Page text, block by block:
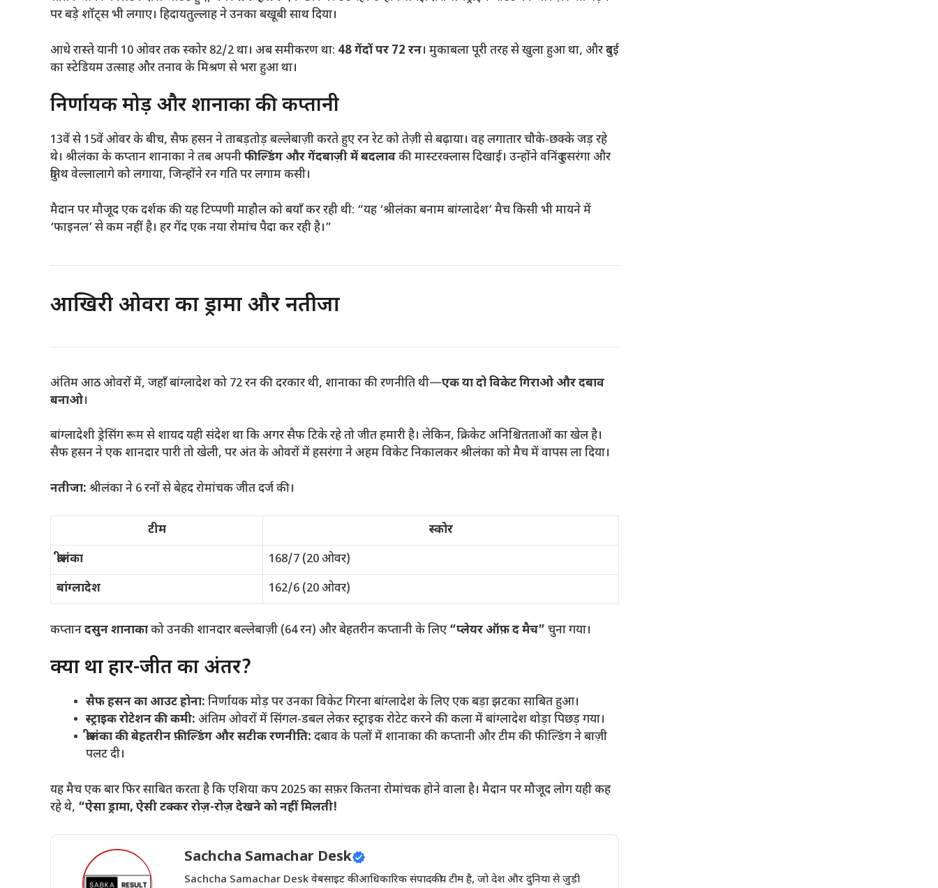
पर बड़े शॉट्स भी लगाए। हिदायतुल्लाह ने उनका बखूबी साथ दिया।
आधे रास्ते यानी 10 ओवर तक स्कोर 82/2 था। अब समीकरण था: 48 गेंदों पर 72 रन। मुकाबला पूरी तरह से खुला हुआ था, और दुबई
का स्टेडियम उत्साह और तनाव के मिश्रण से भरा हुआ था।
निर्णायक मोड़ और शानाका की कप्तानी
13वें से 15वें ओवर के बीच, सैफ हसन ने ताबड़तोड़ बल्लेबाज़ी करते हुए रन रेट को तेज़ी से बढ़ाया। वह लगातार चौके-छक्के जड़ रहे
थे। श्रीलंका के कप्तान शानाका ने तब अपनीफील्डिंग और गेंदबाज़ी में बदलावकी मास्टरक्लास दिखाई। उन्होंने वनिंदु हसरंगा और
दुनिथ वेल्लालागे को लगाया, जिन्होंने रन गति पर लगाम कसी।
मैदान पर मौजूद एक दर्शक की यह टिप्पणी माहौल को बयाँ कर रही थी: “यह ‘श्रीलंका बनाम बांग्लादेश’ मैच किसी भी मायने में
‘फाइनल’ से कम नहीं है। हर गेंद एक नया रोमांच पैदा कर रही है।”
आखिरी ओवरों का ड्रामा और नतीजा
अंतिम आठ ओवरों में, जहाँ बांग्लादेश को 72 रन की दरकार थी, शानाका की रणनीति थी—एक या दो विकेट गिराओ और दबाव
बनाओ।
बांग्लादेशी ड्रेसिंग रूम से शायद यही संदेश था कि अगर सैफ टिके रहे तो जीत हमारी है। लेकिन, क्रिकेट अनिश्चितताओं का खेल है।
सैफ हसन ने एक शानदार पारी तो खेली, पर अंत के ओवरों में हसरंगा ने अहम विकेट निकालकर श्रीलंका को मैच में वापस ला दिया।
नतीजा: श्रीलंका ने 6 रनों से बेहद रोमांचक जीत दर्ज की।
टीम
स्कोर
श्रीलंका
168/7 (20 ओवर)
बांग्लादेश
162/6 (20 ओवर)
कप्तानदसुन शानाकाको उनकी शानदार बल्लेबाज़ी (64 रन) और बेहतरीन कप्तानी के लिए “प्लेयर ऑफ़ द मैच” चुना गया।
क्या था हार-जीत का अंतर?
सैफ हसन का आउट होना: निर्णायक मोड़ पर उनका विकेट गिरना बांग्लादेश के लिए एक बड़ा झटका साबित हुआ।
स्ट्राइक रोटेशन की कमी: अंतिम ओवरों में सिंगल-डबल लेकर स्ट्राइक रोटेट करने की कला में बांग्लादेश थोड़ा पिछड़ गया।
श्रीलंका की बेहतरीन फ़ील्डिंग और सटीक रणनीति: दबाव के पलों में शानाका की कप्तानी और टीम की फील्डिंग ने बाज़ी
पलट दी।
यह मैच एक बार फिर साबित करता है कि एशिया कप 2025 का सफ़र कितना रोमांचक होने वाला है। मैदान पर मौजूद लोग यही कह
रहे थे, “ऐसा ड्रामा, ऐसी टक्कर रोज़-रोज़ देखने को नहीं मिलती!
Sachcha Samachar Desk
Sachcha Samachar Desk वेबसाइट की आधिकारिक संपादकीय टीम है, जो देश और दुनिया से जुड़ी